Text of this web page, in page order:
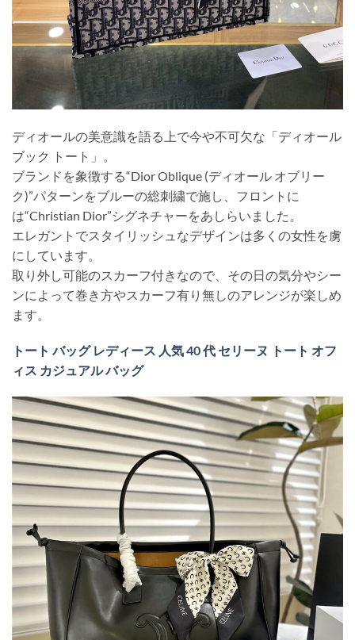
ディオールの美意識を語る上で今や不可欠な「ディオール
ブック トート」。
ブランドを象徴する“Dior Oblique (ディオール オブリー
ク)”パターンをブルーの総刺繍で施し、フロントに
は“Christian Dior”シグネチャーをあしらいました。
エレガントでスタイリッシュなデザインは多くの女性を虜
にしています。
取り外し可能のスカーフ付きなので、その日の気分やシー
ンによって巻き方やスカーフ有り無しのアレンジが楽しめ
ます。
トート バッグ レディース 人気 40 代 セリーヌ トート オフ
ィス カジュアル バッグ